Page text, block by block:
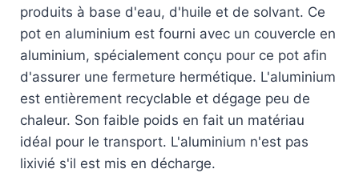
produits à base d'eau, d'huile et de solvant. Ce
pot en aluminium est fourni avec un couvercle en
aluminium, spécialement conçu pour ce pot afin
d'assurer une fermeture hermétique. L'aluminium
est entièrement recyclable et dégage peu de
chaleur. Son faible poids en fait un matériau
idéal pour le transport. L'aluminium n'est pas
lixivié s'il est mis en décharge.